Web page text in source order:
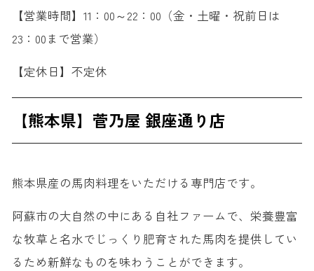
【営業時間】11：00～22：00（金・土曜・祝前日は
23：00まで営業）
【定休日】不定休
【熊本県】菅乃屋 銀座通り店
熊本県産の馬肉料理をいただける専門店です。
阿蘇市の大自然の中にある自社ファームで、栄養豊富
な牧草と名水でじっくり肥育された馬肉を提供してい
るため新鮮なものを味わうことができます。